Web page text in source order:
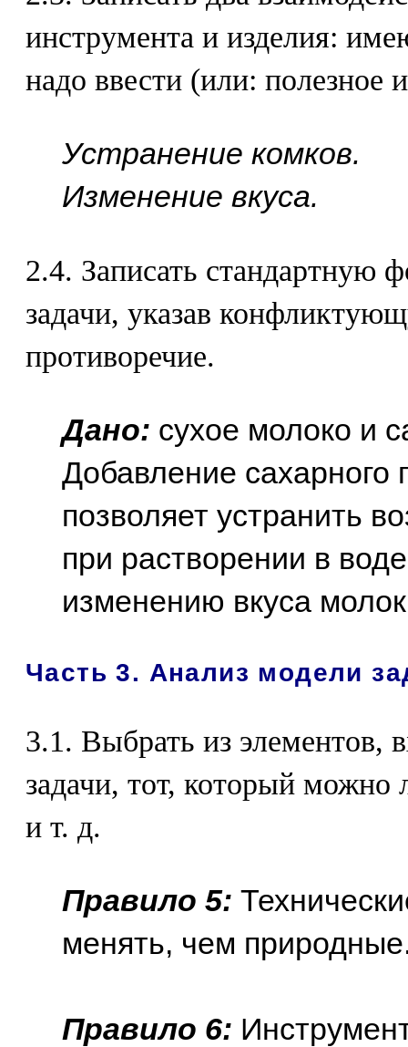
инструмента и изделия:
надо ввести (или: полезное
Устранение комков.
Изменение вкуса.
2.4. Записать стандартную
задачи, указав
противоречие.
Дано: сухое молоко и
Добавление сахарного
позволяет устранить
при растворении в
изменению вкуса
Часть 3. Анализ модели
3.1. Выбрать из элементов,
задачи, тот, который можно
и т. д.
Правило 5:
менять, чем
Правило 6: